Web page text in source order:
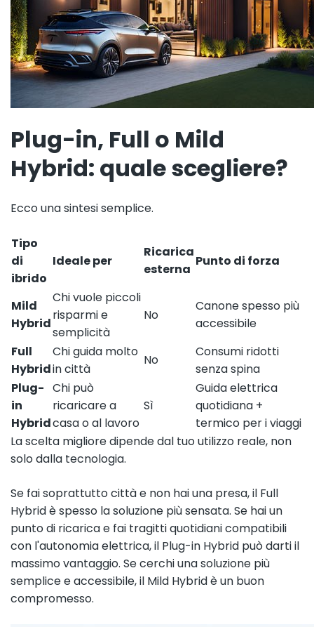
Plug-in, Full o Mild
Hybrid: quale scegliere?
Ecco una sintesi semplice.
Tipo
di
ibrido
Ideale per
Ricarica
esterna
Punto di forza
Mild
Hybrid
Chi vuole piccoli
risparmi e
semplicità
No
Canone spesso più
accessibile
Full
Hybrid
Chi guida molto
in città
No
Consumi ridotti
senza spina
Plug-
in
Hybrid
Chi può
ricaricare a
casa o al lavoro
Sì
Guida elettrica
quotidiana +
termico per i viaggi
La scelta migliore dipende dal tuo utilizzo reale, non
solo dalla tecnologia.
Se fai soprattutto città e non hai una presa, il Full
Hybrid è spesso la soluzione più sensata. Se hai un
punto di ricarica e fai tragitti quotidiani compatibili
con l'autonomia elettrica, il Plug-in Hybrid può darti il
massimo vantaggio. Se cerchi una soluzione più
semplice e accessibile, il Mild Hybrid è un buon
compromesso.